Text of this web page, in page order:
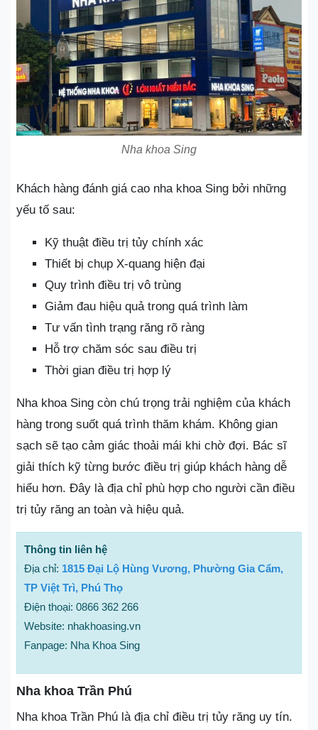
Nha khoa Sing
Khách hàng đánh giá cao nha khoa Sing bởi những
yếu tố sau:
Kỹ thuật điều trị tủy chính xác
Thiết bị chụp X-quang hiện đại
Quy trình điều trị vô trùng
Giảm đau hiệu quả trong quá trình làm
Tư vấn tình trạng răng rõ ràng
Hỗ trợ chăm sóc sau điều trị
Thời gian điều trị hợp lý
Nha khoa Sing còn chú trọng trải nghiệm của khách
hàng trong suốt quá trình thăm khám. Không gian
sạch sẽ tạo cảm giác thoải mái khi chờ đợi. Bác sĩ
giải thích kỹ từng bước điều trị giúp khách hàng dễ
hiểu hơn. Đây là địa chỉ phù hợp cho người cần điều
trị tủy răng an toàn và hiệu quả.
Thông tin liên hệ
Địa chỉ: 1815 Đại Lộ Hùng Vương, Phường Gia Cẩm,
TP Việt Trì, Phú Thọ
Điện thoại: 0866 362 266
Website: nhakhoasing.vn
Fanpage: Nha Khoa Sing
Nha khoa Trần Phú
Nha khoa Trần Phú là địa chỉ điều trị tủy răng uy tín.